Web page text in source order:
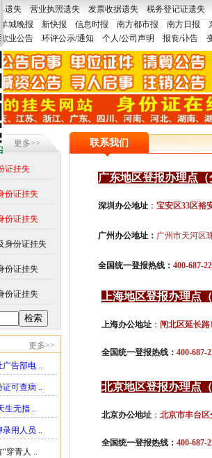
遗失 营业执照遗失 发票收据遗失 税务登记证遗失
深圳商报
羊城晚报 新快报 信息时报 南方都市报 南方日报
歇业公告 环评公示/通知 个人/公司声明 报丧/讣告
更多>>
证挂失
份证挂失
份证挂失
身份证挂失
份证挂失
份证挂失
更多>>
告部电 ..
可查病 ..
生无指 ..
用人员 ..
穿青人 ..
联系我们
广东地区登报办理点
深圳办公地址 ： 宝安区33区裕
广州办公地址： 广州市天河区
全国统一登报热线： 400-687-
上海地区登报办理点
上海办公地址 ： 闸北区延长路
全国统一登报热线： 400-687-
北京地区登报办理点
北京办公地址 ： 北京市丰台
全国统一登报热线： 400-687-